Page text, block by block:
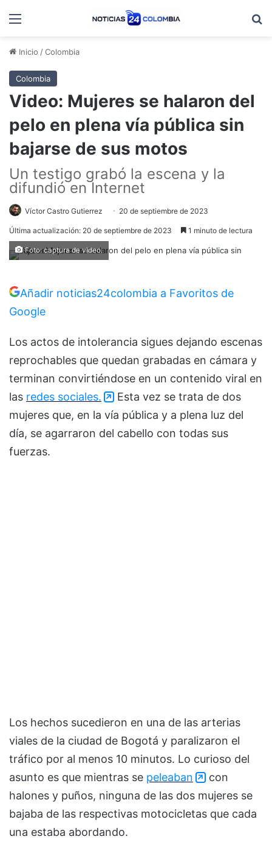
Menú
Inicio /Colombia
Colombia
Video: Mujeres se halaron del
pelo en plena vía pública sin
bajarse de sus motos
Un testigo grabó la escena y la
difundió en Internet
Víctor Castro Gutierrez 20 de septiembre de 2023
Última actualización: 20 de septiembre de 2023 1 minuto de lectura
Foto: captura de video.
Añadir noticias24colombia a Favoritos de
Google
Los actos de intolerancia sigues dejando escenas
reprochables que quedan grabadas en cámara y
terminan convirtiéndose en un contenido viral en
las redes sociales.
Esta vez se trata de dos
mujeres que, en la vía pública y a plena luz del
día, se agarraron del cabello con todas sus
fuerzas.
Los hechos sucedieron en una de las arterias
viales de la ciudad de Bogotá y paralizaron el
tráfico por al menos 10 minutos. Lo curioso del
asunto es que mientras se peleaban
con
halones y puños, ninguna de las dos mujeres se
bajaba de las respectivas motocicletas que cada
una estaba abordando.